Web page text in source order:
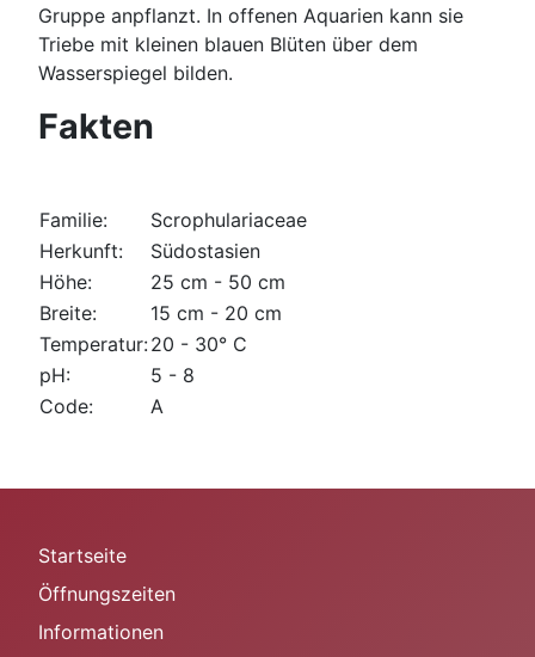
Gruppe anpflanzt. In offenen Aquarien kann sie
Triebe mit kleinen blauen Blüten über dem
Wasserspiegel bilden.
Fakten
Familie:
Scrophulariaceae
Herkunft:
Südostasien
Höhe:
25 cm - 50 cm
Breite:
15 cm - 20 cm
Temperatur:20 - 30° C
pH:
5 - 8
Code:
A
Startseite
Öffnungszeiten
Informationen